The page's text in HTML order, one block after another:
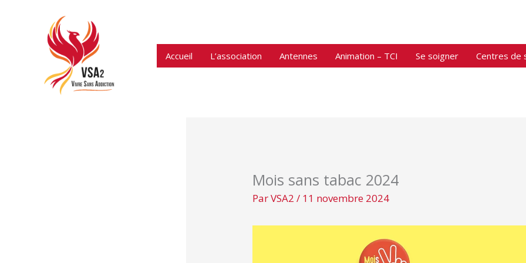
Accueil L’association Antennes Animation – TCI Se soigner Centres de
Mois sans tabac 2024
ParVSA2/ 11 novembre 2024